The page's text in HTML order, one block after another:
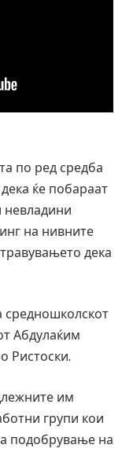
по ред средба
ќе побараат
невладини
на нивните
дека
средношколскот
Абдулаќим
Ристоски.
им
групи кои
подобрување на